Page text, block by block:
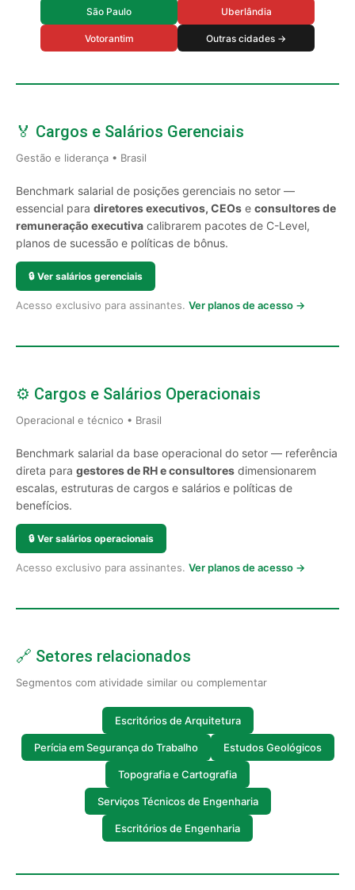
São Paulo Uberlândia
Votorantim Outras cidades →
🏅 Cargos e Salários Gerenciais
Gestão e liderança • Brasil
Benchmark salarial de posições gerenciais no setor —
essencial para diretores executivos, CEOs e consultores de
remuneração executiva calibrarem pacotes de C-Level,
planos de sucessão e políticas de bônus.
🔒 Ver salários gerenciais
Acesso exclusivo para assinantes. Ver planos de acesso →
⚙️ Cargos e Salários Operacionais
Operacional e técnico • Brasil
Benchmark salarial da base operacional do setor — referência
direta para gestores de RH e consultores dimensionarem
escalas, estruturas de cargos e salários e políticas de
benefícios.
🔒 Ver salários operacionais
Acesso exclusivo para assinantes. Ver planos de acesso →
🔗 Setores relacionados
Segmentos com atividade similar ou complementar
Escritórios de Arquitetura
Perícia em Segurança do Trabalho Estudos Geológicos
Topografia e Cartografia
Serviços Técnicos de Engenharia
Escritórios de Engenharia